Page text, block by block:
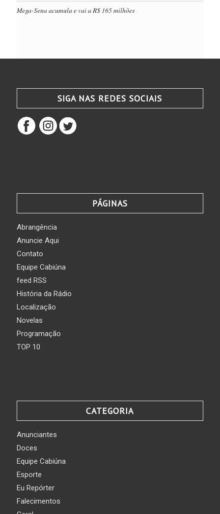
Mega-Sena acumula e vai a R$ 165 milhões
SIGA NAS REDES SOCIAIS
PÁGINAS
Abrangência
Anuncie Aqui
Contato
Equipe Cabiúna
feed RSS
História da Rádio
Localização
Novelas
Programação
TOP 10
CATEGORIA
Anunciantes
Doces
Equipe Cabiúna
Esporte
Eu Repórter
Falecimentos